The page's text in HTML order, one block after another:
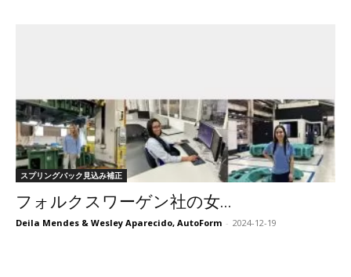
スプリングバック見込み補正
フォルクスワーゲン社の女...
Deila Mendes & Wesley Aparecido, AutoForm - 2024-12-19